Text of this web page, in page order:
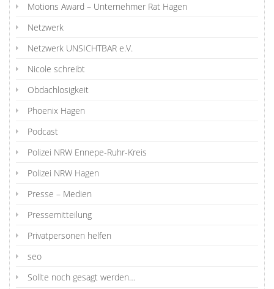
Motions Award – Unternehmer Rat Hagen
Netzwerk
Netzwerk UNSICHTBAR e.V.
Nicole schreibt
Obdachlosigkeit
Phoenix Hagen
Podcast
Polizei NRW Ennepe-Ruhr-Kreis
Polizei NRW Hagen
Presse – Medien
Pressemitteilung
Privatpersonen helfen
seo
Sollte noch gesagt werden…